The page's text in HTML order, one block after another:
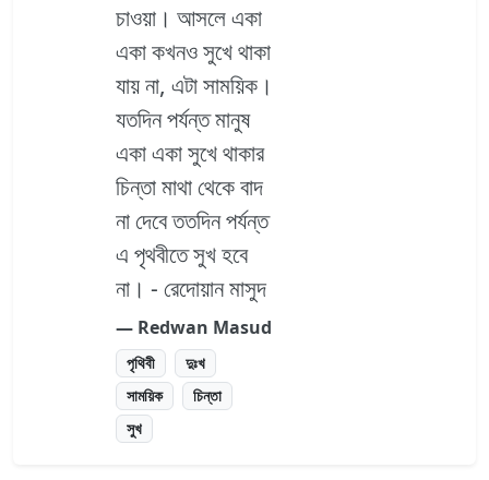
চাওয়া। আসলে একা
একা কখনও সুখে থাকা
যায় না, এটা সাময়িক।
যতদিন পর্যন্ত মানুষ
একা একা সুখে থাকার
চিন্তা মাথা থেকে বাদ
না দেবে ততদিন পর্যন্ত
এ পৃথবীতে সুখ হবে
না। - রেদোয়ান মাসুদ
― Redwan Masud
পৃথিবী
দুঃখ
সাময়িক
চিন্তা
সুখ